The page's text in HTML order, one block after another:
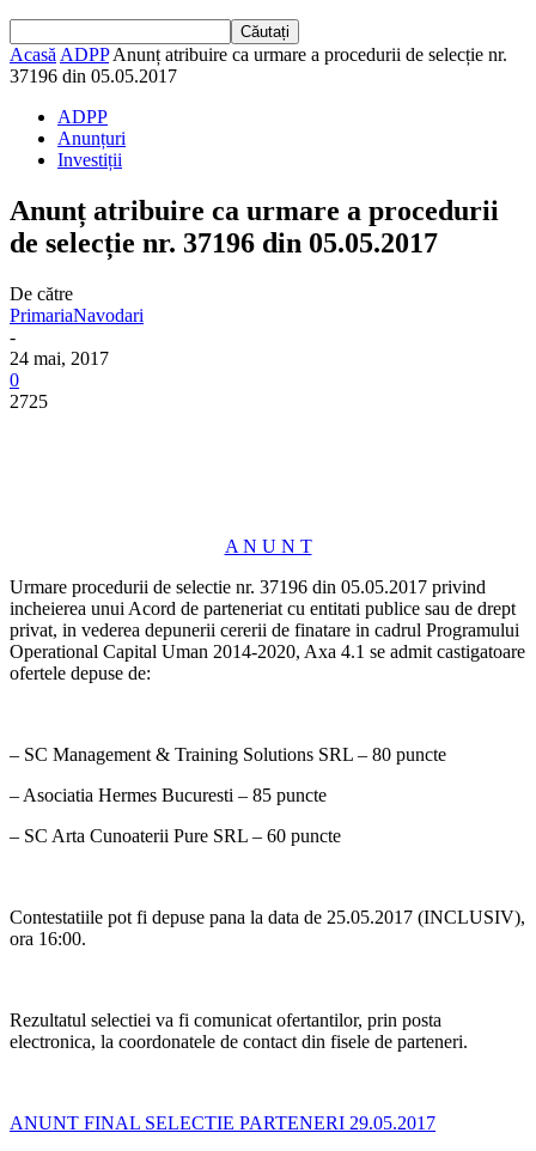
Acasă ADPP Anunț atribuire ca urmare a procedurii de selecție nr.
37196 din 05.05.2017
ADPP
Anunțuri
Investiții
Anunț atribuire ca urmare a procedurii
de selecție nr. 37196 din 05.05.2017
De către
PrimariaNavodari
-
24 mai, 2017
0
2725
A N U N T
Urmare procedurii de selectie nr. 37196 din 05.05.2017 privind
incheierea unui Acord de parteneriat cu entitati publice sau de drept
privat, in vederea depunerii cererii de finatare in cadrul Programului
Operational Capital Uman 2014-2020, Axa 4.1 se admit castigatoare
ofertele depuse de:
– SC Management & Training Solutions SRL – 80 puncte
– Asociatia Hermes Bucuresti – 85 puncte
– SC Arta Cunoaterii Pure SRL – 60 puncte
Contestatiile pot fi depuse pana la data de 25.05.2017 (INCLUSIV),
ora 16:00.
Rezultatul selectiei va fi comunicat ofertantilor, prin posta
electronica, la coordonatele de contact din fisele de parteneri.
ANUNT FINAL SELECTIE PARTENERI 29.05.2017